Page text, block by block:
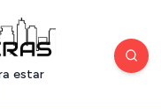
estar